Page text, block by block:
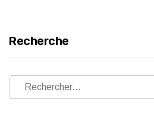
Recherche